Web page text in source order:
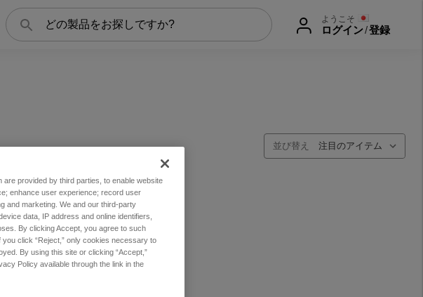
検
索
ようこそ
ログイン/登録
並び替え
provided by third parties, to enable website
enhance user experience; record user
and marketing. We and our third-party
data, IP address and online identifiers,
By clicking Accept, you agree to such
click “Reject,” only cookies necessary to
By using this site or clicking “Accept,”
Policy available through the link in the